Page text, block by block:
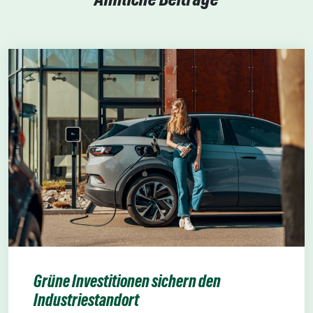
Grüne Investitionen sichern den
Industriestandort